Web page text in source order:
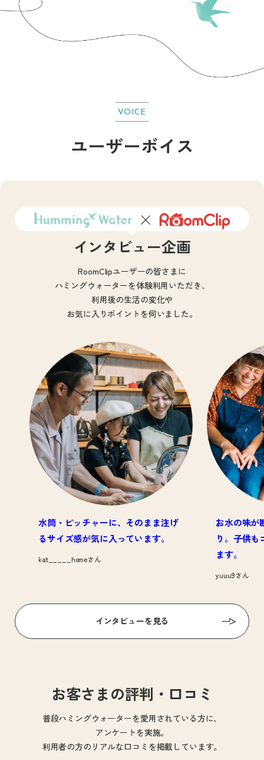
VOICE
ユーザーボイス
インタビュー企画
RoomClipユーザーの皆さまに
ハミングウォーターを体験利用いただき、
利用後の生活の変化や
お気に入りポイントを伺いました。
水筒・ピッチャーに、そのまま注げ
るサイズ感が気に入っています。
kat_____homeさん
お水の味が
り。子供も
ます。
yuuu9さん
インタビューを見る
お客さまの評判・口コミ
普段ハミングウォーターを愛用されている方に、
アンケートを実施。
利用者の方のリアルな口コミを掲載しています。